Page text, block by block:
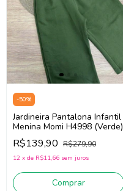
-50%
Jardineira Pantalona Infantil
Menina Momi H4998 (Verde)
R$139,90 R$279,90
12 x de R$11,66 sem juros
Comprar